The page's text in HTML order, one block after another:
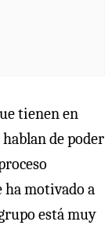
tienen en
hablan de poder
ha motivado a
está muy